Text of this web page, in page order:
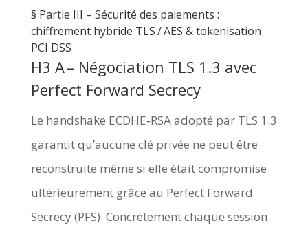
§️ Partie III – Sécurité des paiements :
chiffrement hybride TLS / AES & tokenisation
PCI DSS
H3 A – Négociation TLS 1.3 avec
Perfect Forward Secrecy
Le handshake ECDHE‑RSA adopté par TLS 1.3
garantit qu’aucune clé privée ne peut être
reconstruite même si elle était compromise
ultérieurement grâce au Perfect Forward
Secrecy (PFS). Concrètement chaque session